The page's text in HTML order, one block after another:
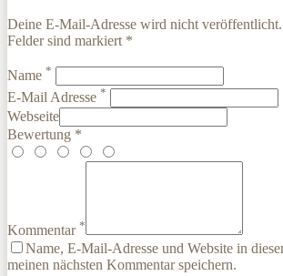
Deine E-Mail-Adresse wird nicht
Felder sind markiert *
Name *
E-Mail Adresse *
Webseite
Bewertung *
Kommentar *
Name, E-Mail-Adresse und Website in
meinen nächsten Kommentar speichern.